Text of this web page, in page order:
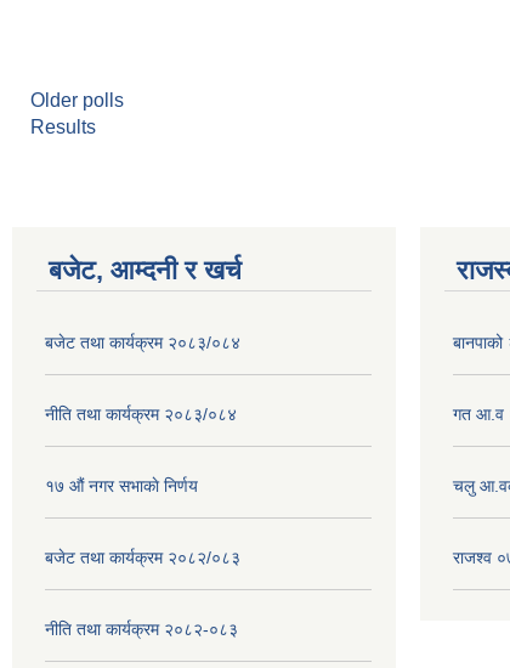
Older polls
Results
बजेट, आम्दनी र खर्च
बजेट तथा कार्यक्रम २०८३/०८४
नीति तथा कार्यक्रम २०८३/०८४
१७ ‌‍औं नगर सभाकाे निर्णय
बजेट तथा कार्यक्रम २०८२/०८३
नीति तथा कार्यक्रम २०८२-०८३
गत आ.व
चलु
राजश्व